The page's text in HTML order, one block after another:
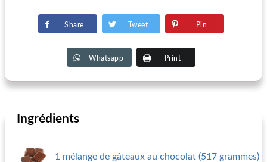
Share Tweet Pin
Whatsapp Print
Ingrédients
1 mélange de gâteaux au chocolat (517 grammes)